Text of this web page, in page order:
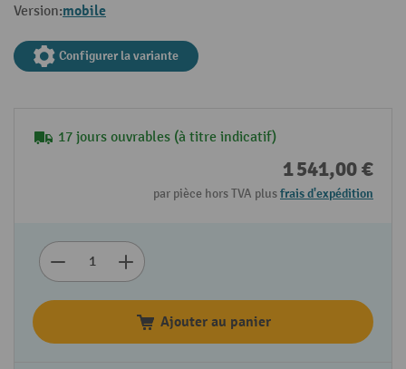
Version:mobile
Configurer la variante
17 jours ouvrables (à titre indicatif)
1 541,00 €
par pièce hors TVA plusfrais d'expédition
Ajouter au panier